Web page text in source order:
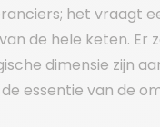
het vraagt
de hele keten. Er
dimensie zijn
essentie van de